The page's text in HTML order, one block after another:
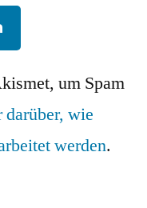
um Spam
darüber, wie
werden.